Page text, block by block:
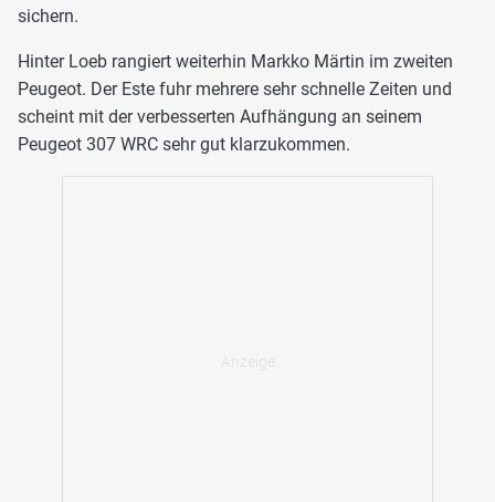
sichern.
Hinter Loeb rangiert weiterhin Markko Märtin im zweiten
Peugeot. Der Este fuhr mehrere sehr schnelle Zeiten und
scheint mit der verbesserten Aufhängung an seinem
Peugeot 307 WRC sehr gut klarzukommen.